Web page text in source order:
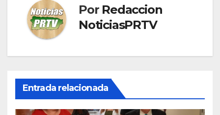
Por Redaccion
NoticiasPRTV
Entrada relacionada